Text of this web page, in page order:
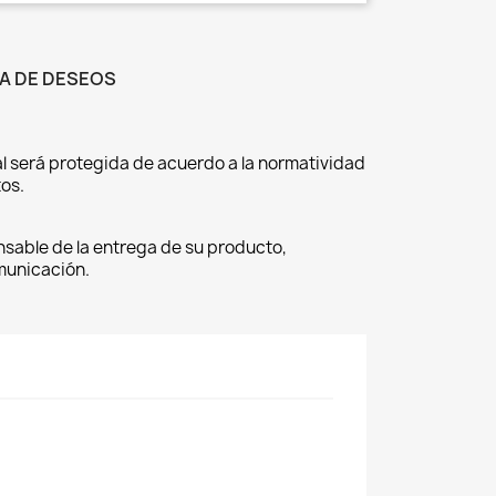
DE DESEOS
será protegida de acuerdo a la normatividad
de la entrega de su producto,